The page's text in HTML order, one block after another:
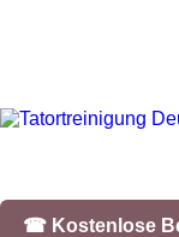
☎︎ Kostenlose